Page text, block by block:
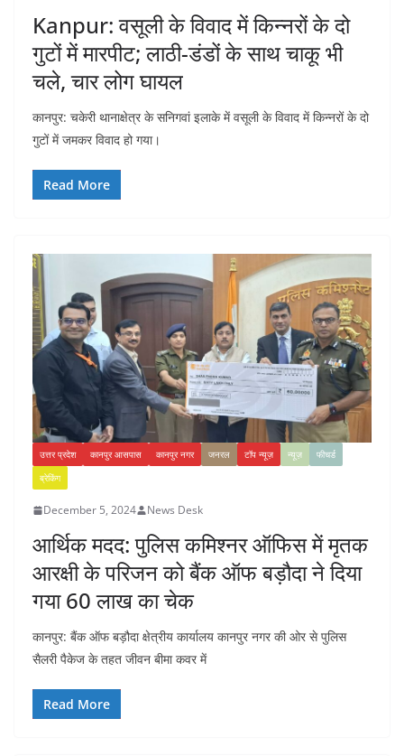
Kanpur: वसूली के विवाद में किन्नरों के दो
गुटों में मारपीट; लाठी-डंडों के साथ चाकू भी
चले, चार लोग घायल
कानपुर: चकेरी थानाक्षेत्र के सनिगवां इलाके में वसूली के विवाद में किन्नरों के दो
गुटों में जमकर विवाद हो गया।
Read More
उत्तर प्रदेश कानपुर आसपास कानपुर नगर जनरल टॉप न्यूज़ न्यूज़
फीचर्ड
ब्रेकिंग
December 5, 2024 News Desk
आर्थिक मदद: पुलिस कमिश्नर ऑफिस में मृतक
आरक्षी के परिजन को बैंक ऑफ बड़ौदा ने दिया
गया 60 लाख का चेक
कानपुर: बैंक ऑफ बड़ौदा क्षेत्रीय कार्यालय कानपुर नगर की ओर से पुलिस
सैलरी पैकेज के तहत जीवन बीमा कवर में
Read More